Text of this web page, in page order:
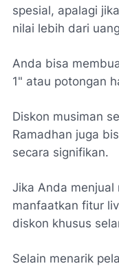
spesial, apalagi
nilai lebih dari
Anda bisa
1" atau potongan
Diskon musiman
Ramadhan juga
secara signifikan.
Jika Anda menjual
manfaatkan fitur
diskon khusus
Selain menarik